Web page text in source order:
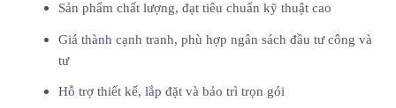
Sản phẩm chất lượng, đạt tiêu chuẩn kỹ thuật cao
Giá thành cạnh tranh, phù hợp ngân sách đầu tư công và
tư
Hỗ trợ thiết kế, lắp đặt và bảo trì trọn gói